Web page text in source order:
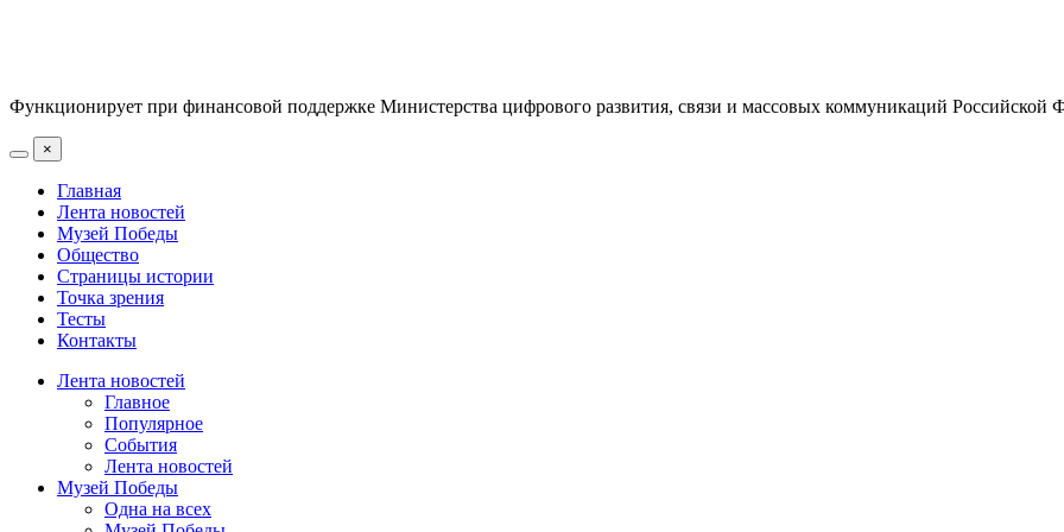
Функционирует при финансовой поддержке Министерства цифрового развития, связи и массовых коммуникаций Российской
×
Главная
Лента новостей
Музей Победы
Общество
Страницы истории
Точка зрения
Тесты
Контакты
Лента новостей
Главное
Популярное
События
Лента новостей
Музей Победы
Одна на всех